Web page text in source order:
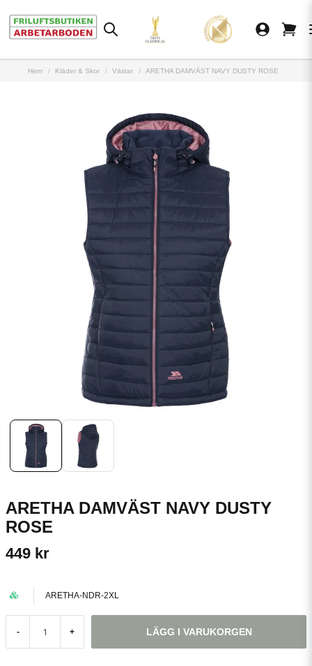
Hem Kläder & Skor Västar ARETHA DAMVÄST NAVY DUSTY ROSE
ARETHA DAMVÄST NAVY DUSTY
ROSE
449 kr
ARETHA-NDR-2XL
- + LÄGG I VARUKORGEN